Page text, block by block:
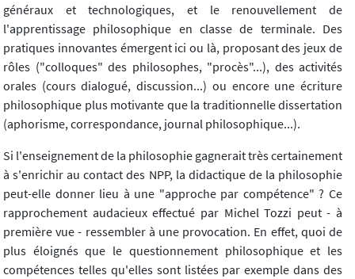
généraux et technologiques, et le renouvellement de
l'apprentissage philosophique en classe de terminale. Des
pratiques innovantes émergent ici ou là, proposant des jeux de
rôles ("colloques" des philosophes, "procès"...), des activités
orales (cours dialogué, discussion...) ou encore une écriture
philosophique plus motivante que la traditionnelle dissertation
(aphorisme, correspondance, journal philosophique...).
Si l'enseignement de la philosophie gagnerait très certainement
à s'enrichir au contact des NPP, la didactique de la philosophie
peut-elle donner lieu à une "approche par compétence" ? Ce
rapprochement audacieux effectué par Michel Tozzi peut - à
première vue - ressembler à une provocation. En effet, quoi de
plus éloignés que le questionnement philosophique et les
compétences telles qu'elles sont listées par exemple dans des